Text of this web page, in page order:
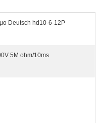
Deutsch hd10-6-12P
5M ohm/10ms